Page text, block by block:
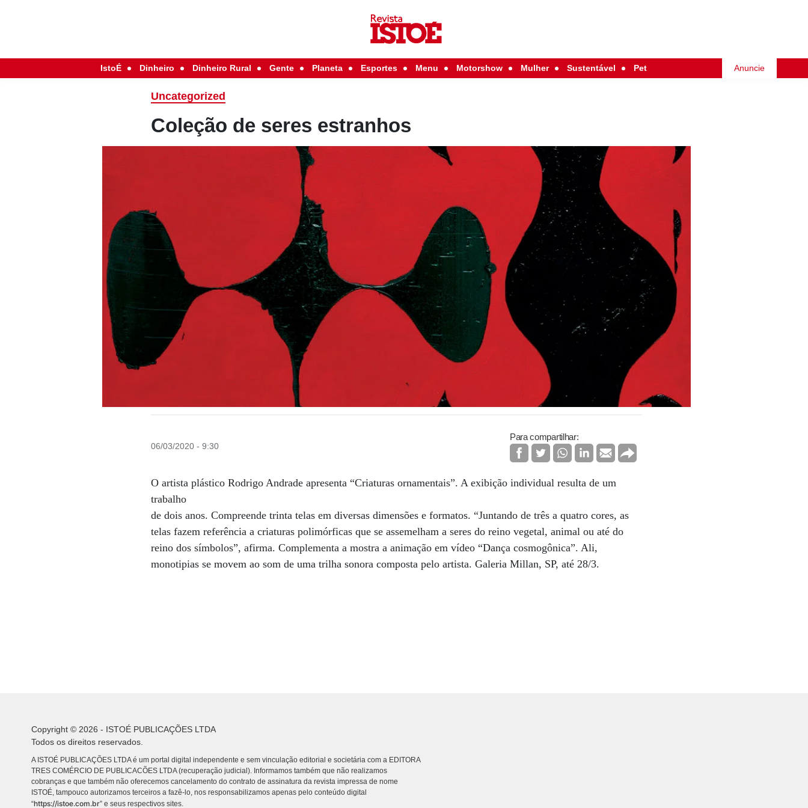
IstoÉ Dinheiro Dinheiro Rural Gente Planeta Esportes Menu Motorshow Mulher Sustentável Pet Anuncie
Uncategorized
Coleção de seres estranhos
06/03/2020 - 9:30
Para compartilhar:
O artista plástico Rodrigo Andrade apresenta “Criaturas ornamentais”. A exibição individual resulta de um
trabalho
de dois anos. Compreende trinta telas em diversas dimensões e formatos. “Juntando de três a quatro cores, as
telas fazem referência a criaturas polimórficas que se assemelham a seres do reino vegetal, animal ou até do
reino dos símbolos”, afirma. Complementa a mostra a animação em vídeo “Dança cosmogônica”. Ali,
monotipias se movem ao som de uma trilha sonora composta pelo artista. Galeria Millan, SP, até 28/3.
Copyright © 2026 - ISTOÉ PUBLICAÇÕES LTDA
Todos os direitos reservados.
A ISTOÉ PUBLICAÇÕES LTDA é um portal digital independente e sem vinculação editorial e societária com a EDITORA
TRES COMÉRCIO DE PUBLICACÕES LTDA (recuperação judicial). Informamos também que não realizamos
cobranças e que também não oferecemos cancelamento do contrato de assinatura da revista impressa de nome
ISTOÉ, tampouco autorizamos terceiros a fazê-lo, nos responsabilizamos apenas pelo conteúdo digital
“https://istoe.com.br” e seus respectivos sites.